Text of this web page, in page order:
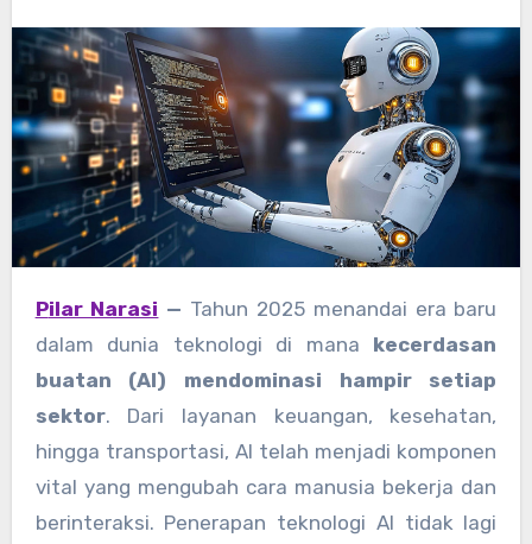
Pilar Narasi — Tahun 2025 menandai era baru
dalam dunia teknologi di mana kecerdasan
buatan (AI) mendominasi hampir setiap
sektor. Dari layanan keuangan, kesehatan,
hingga transportasi, AI telah menjadi komponen
vital yang mengubah cara manusia bekerja dan
berinteraksi. Penerapan teknologi AI tidak lagi